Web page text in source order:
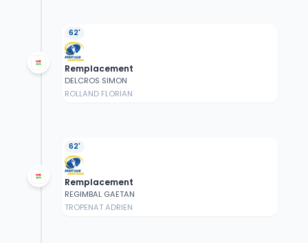
62'
Remplacement
DELCROS SIMON
ROLLAND FLORIAN
62'
Remplacement
REGIMBAL GAETAN
TROPENAT ADRIEN